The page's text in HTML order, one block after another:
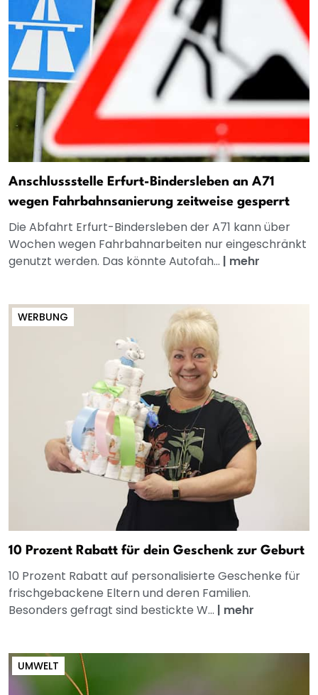
Anschlussstelle Erfurt-Bindersleben an A71
wegen Fahrbahnsanierung zeitweise gesperrt
Die Abfahrt Erfurt-Bindersleben der A71 kann über
Wochen wegen Fahrbahnarbeiten nur eingeschränkt
genutzt werden. Das könnte Autofah... | mehr
WERBUNG
10 Prozent Rabatt für dein Geschenk zur Geburt
10 Prozent Rabatt auf personalisierte Geschenke für
frischgebackene Eltern und deren Familien.
Besonders gefragt sind bestickte W... | mehr
UMWELT